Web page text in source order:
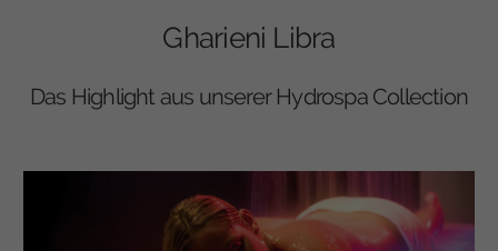
Gharieni Libra
Das Highlight aus unserer Hydrospa Collection